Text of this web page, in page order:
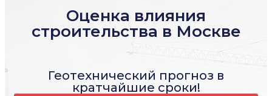
Оценка влияния
строительства в Москве
Геотехнический прогноз в
кратчайшие сроки!